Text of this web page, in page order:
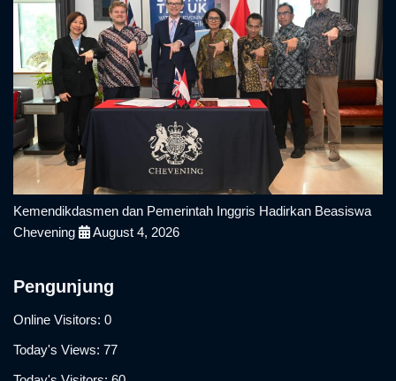
Kemendikdasmen dan Pemerintah Inggris Hadirkan Beasiswa
Chevening
August 4, 2026
Pengunjung
Online Visitors: 0
Today's Views: 77